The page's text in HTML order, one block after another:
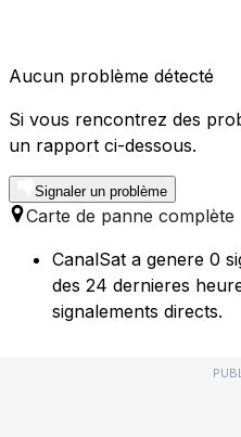
Aucun problème détecté
Si vous rencontrez des
un rapport ci-dessous.
Signaler un problème
Carte de panne complète
CanalSat a genere 0
des 24 dernieres
signalements directs.